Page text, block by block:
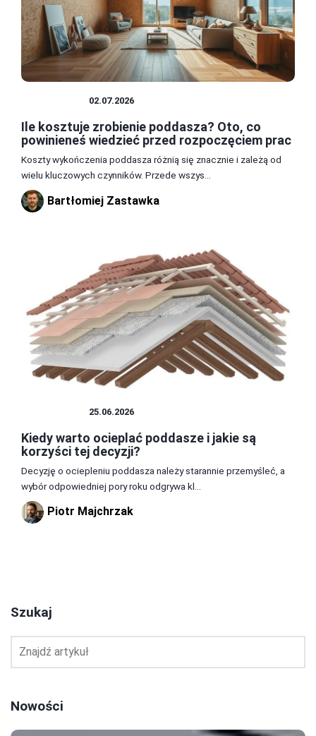
02.07.2026
Ile kosztuje zrobienie poddasza? Oto, co
powinieneś wiedzieć przed rozpoczęciem prac
Koszty wykończenia poddasza różnią się znacznie i zależą od
wielu kluczowych czynników. Przede wszys...
Bartłomiej Zastawka
25.06.2026
Kiedy warto ocieplać poddasze i jakie są
korzyści tej decyzji?
Decyzję o ociepleniu poddasza należy starannie przemyśleć, a
wybór odpowiedniej pory roku odgrywa kl...
Piotr Majchrzak
Szukaj
Nowości